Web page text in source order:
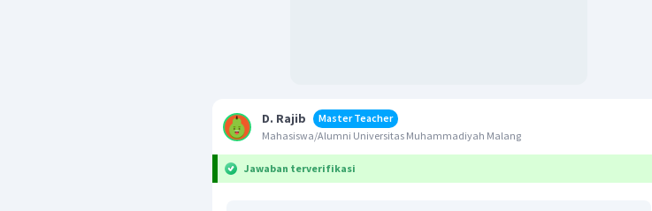
D. Rajib
Master Teacher
Mahasiswa/Alumni Universitas Muhammadiyah Malang
Jawaban terverifikasi